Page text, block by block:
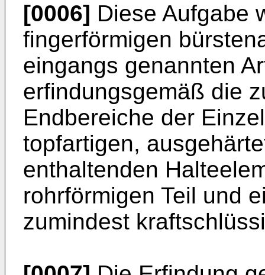
[0006] Diese Aufgabe
fingerförmigen
eingangs genannten
erfindungsgemäß die
Endbereiche der
topfartigen,
enthaltenden
rohrförmigen Teil und
zumindest